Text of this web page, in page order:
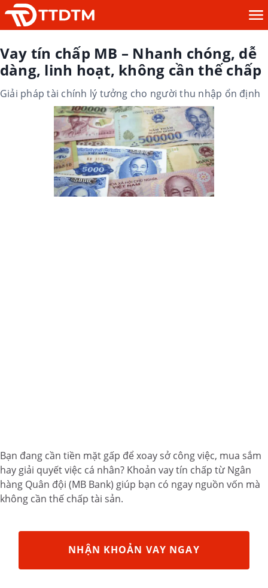
Vay tín chấp MB – Nhanh chóng, dễ
dàng, linh hoạt, không cần thế chấp
Giải pháp tài chính lý tưởng cho người thu nhập ổn định
Bạn đang cần tiền mặt gấp để xoay sở công việc, mua sắm
hay giải quyết việc cá nhân? Khoản vay tín chấp từ Ngân
hàng Quân đội (MB Bank) giúp bạn có ngay nguồn vốn mà
không cần thế chấp tài sản.
NHẬN KHOẢN VAY NGAY